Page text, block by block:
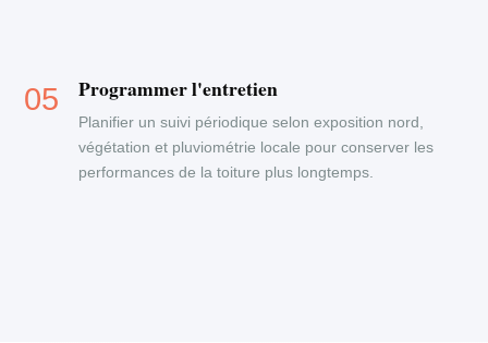
Programmer l'entretien
Planifier un suivi périodique selon exposition nord,
végétation et pluviométrie locale pour conserver les
performances de la toiture plus longtemps.